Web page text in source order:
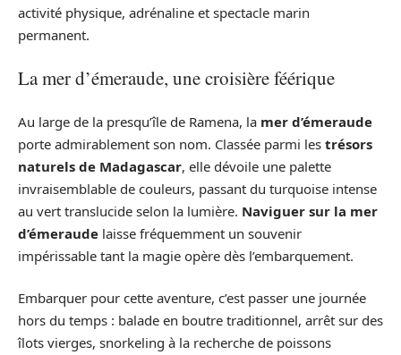
activité physique, adrénaline et spectacle marin
permanent.
La mer d’émeraude, une croisière féérique
Au large de la presqu’île de Ramena, la mer d’émeraude
porte admirablement son nom. Classée parmi les trésors
naturels de Madagascar, elle dévoile une palette
invraisemblable de couleurs, passant du turquoise intense
au vert translucide selon la lumière. Naviguer sur la mer
d’émeraude laisse fréquemment un souvenir
impérissable tant la magie opère dès l’embarquement.
Embarquer pour cette aventure, c’est passer une journée
hors du temps : balade en boutre traditionnel, arrêt sur des
îlots vierges, snorkeling à la recherche de poissons